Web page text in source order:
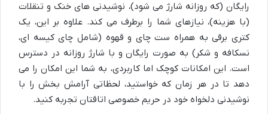
رایگان (که روزانه شارژ می شود)، نوشیدنی های خنک و تنقلات
(با هزینه)، نیازهای شما را برطرف می کند. علاوه بر این، یک
کتری برقی به همراه ست چای و قهوه (شامل چای کیسه ای،
نسکافه و شکر) به صورت رایگان و با شارژ روزانه در دسترس
است. این امکانات کوچک اما کاربردی، به شما این امکان را می
دهد تا در هر زمان که خواستید، لحظاتی آرامش بخش را با
نوشیدنی دلخواه خود در حریم خصوصی اتاقتان تجربه کنید.